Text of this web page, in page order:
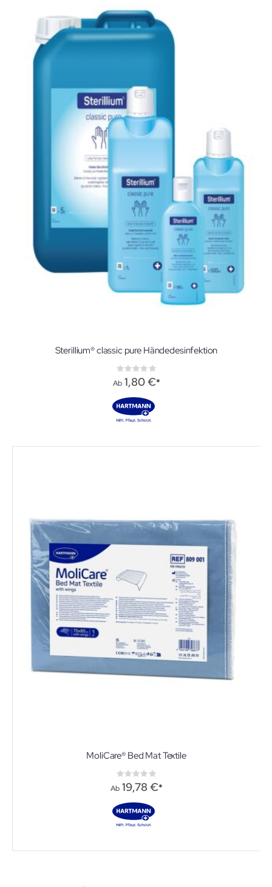
Sterillium® classic pure Händedesinfektion
Rating:
0%
Ab 1,80 €
MoliCare® Bed Mat Textile
Rating:
0%
Ab 19,78 €